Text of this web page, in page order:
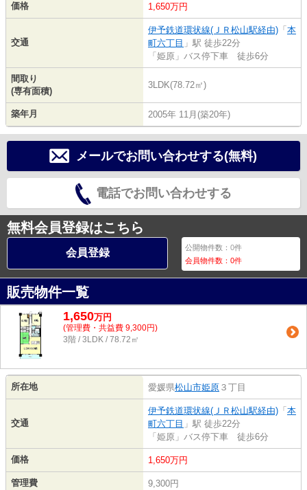
価格 1,650万円
交通
伊予鉄道環状線(ＪＲ松山駅経由) 「 本
町六丁目 」駅 徒歩22分
「姫原」バス停下車 徒歩6分
間取り
(専有面積)
3LDK(78.72㎡)
築年月 2005年 11月(築20年)
メールでお問い合わせする(無料)
電話でお問い合わせする
無料会員登録はこちら
会員登録 公開物件数：0件
会員物件数：0件
販売物件一覧
1,650万円
(管理費・共益費 9,300円)
3階 / 3LDK / 78.72㎡
所在地 愛媛県松山市姫原 ３丁目
交通
伊予鉄道環状線(ＪＲ松山駅経由) 「 本
町六丁目 」駅 徒歩22分
「姫原」バス停下車 徒歩6分
価格 1,650万円
管理費 9,300円